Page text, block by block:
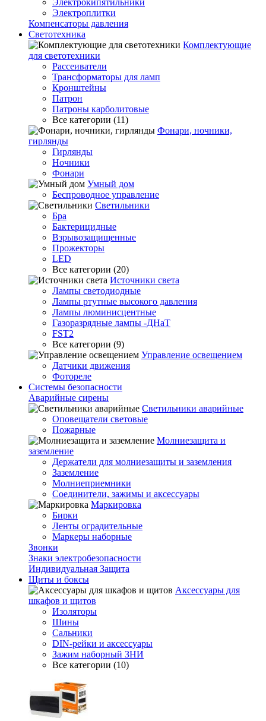
Электрокипятильники
Электроплитки
Компенсаторы давления
Светотехника
Комплектующие
для светотехники
Рассеиватели
Трансформаторы для ламп
Кронштейны
Патрон
Патроны карболитовые
Все категории (11)
Фонари, ночники,
гирлянды
Гирлянды
Ночники
Фонари
Умный дом
Беспроводное управление
Светильники
Бра
Бактерицидные
Взрывозащищенные
Прожекторы
LED
Все категории (20)
Источники света
Лампы светодиодные
Лампы ртутные высокого давления
Лампы люминисцентные
Газоразрядные лампы -ДНаТ
FST2
Все категории (9)
Управление освещением
Датчики движения
Фотореле
Системы безопасности
Аварийные сирены
Светильники аварийные
Оповещатели световые
Пожарные
Молниезащита и
заземление
Держатели для молниезащиты и заземления
Заземление
Молниеприемники
Соединители, зажимы и аксессуары
Маркировка
Бирки
Ленты оградительные
Маркеры наборные
Звонки
Знаки электробезопасности
Индивидуальная Защита
Щиты и боксы
Аксессуары для
шкафов и щитов
Изоляторы
Шины
Сальники
DIN-рейки и аксессуары
Зажим наборный ЗНИ
Все категории (10)